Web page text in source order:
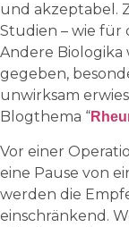
und akzeptabel.
Studien – wie für
Andere
gegeben,
unwirksam
Blogthema “
Vor einer
eine Pause von
werden die
einschränkend.